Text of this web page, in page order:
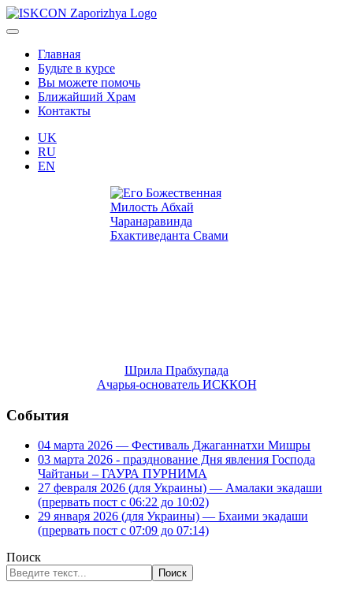
Главная
Будьте в курсе
Вы можете помочь
Ближайший Храм
Контакты
UK
RU
EN
Шрила Прабхупада
Ачарья-основатель ИСККОН
События
04 марта 2026 — Фестиваль Джаганнатхи Мишры
03 марта 2026 - празднование Дня явления Господа
Чайтаньи – ГАУРА ПУРНИМА
27 февраля 2026 (для Украины) — Амалаки экадаши
(прервать пост с 06:22 до 10:02)
29 января 2026 (для Украины) — Бхаими экадаши
(прервать пост с 07:09 до 07:14)
Поиск
Поиск